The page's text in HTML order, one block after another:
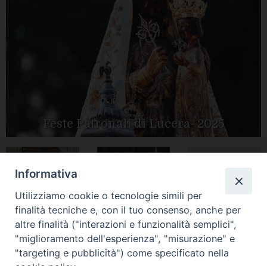
Feste Patronali di Lucera- 2025
Apertura Anno
Giubilare 2025
Mariae in Diocesi
Tutte le gallery
Informativa
Utilizziamo cookie o tecnologie simili per
finalità tecniche e, con il tuo consenso, anche per
altre finalità ("interazioni e funzionalità semplici",
"miglioramento dell'esperienza", "misurazione" e
"targeting e pubblicità") come specificato nella